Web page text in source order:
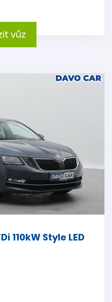
vůz
110kW Style LED